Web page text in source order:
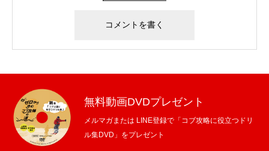
無料動画DVDプレゼント
メルマガまたは LINE登録で「コブ攻略に役立つドリ
ル集DVD」をプレゼント